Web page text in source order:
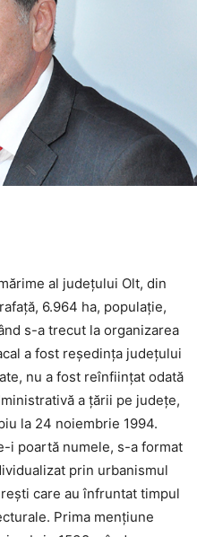
al judeţului Olt, din
6.964 ha, populaţie,
s-a trecut la organizarea
a fost reşedinţa judeţului
nu a fost reînfiinţat odată
a ţării pe judeţe,
la 24 noiembrie 1994.
i poartă numele, s-a format
prin urbanismul
care au înfruntat timpul
Prima menţiune